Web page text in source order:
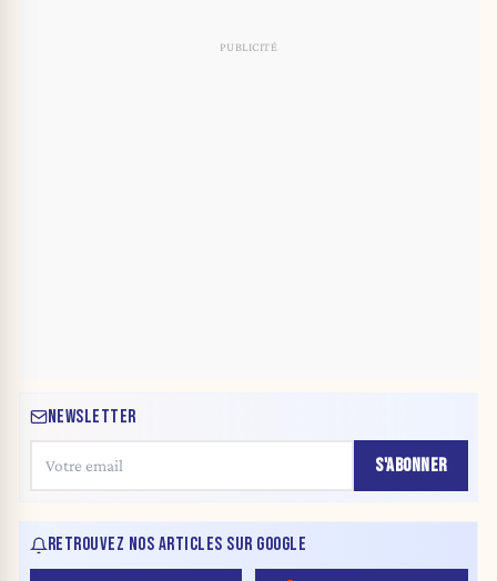
NEWSLETTER
S'ABONNER
RETROUVEZ NOS ARTICLES SUR GOOGLE